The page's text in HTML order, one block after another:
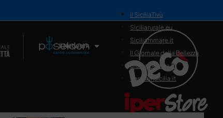
Il Network
il SiciliaTivù
Siciliarurale.eu
Siciliammare.it
Il Giornale della Bellezza
Siciliamedica.it
Sanitainsicilia.it